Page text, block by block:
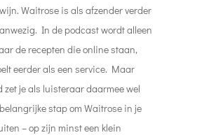
Waitrose is als afzender verder
In de podcast wordt alleen
de recepten die online staan,
eerder als een service. Maar
zet je als luisteraar daarmee wel
stap om Waitrose in je
– op zijn minst een klein